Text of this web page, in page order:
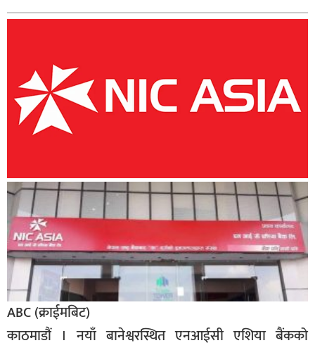
यौन/
बिशेष
भिडियो
खेलकुद
बिश्व
अचम्म
दुनिया
बिचार
कुराकानी
जीवनशैली
ABC (क्राईमबिट)
काठमाडौं । नयाँ बानेश्वरस्थित एनआईसी एशिया बैंकको